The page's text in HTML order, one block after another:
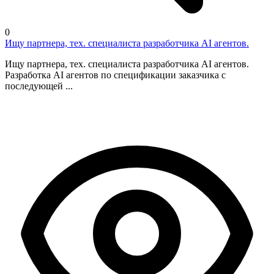
0
Ищу партнера, тех. специалиста разработчика AI агентов.
Ищу партнера, тех. специалиста разработчика AI агентов.
Разработка AI агентов по спецификации заказчика с
последующей ...